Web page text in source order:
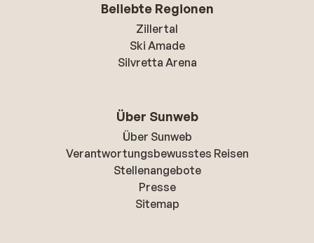
Beliebte Regionen
Zillertal
Ski Amade
Silvretta Arena
Über Sunweb
Über Sunweb
Verantwortungsbewusstes Reisen
Stellenangebote
Presse
Sitemap